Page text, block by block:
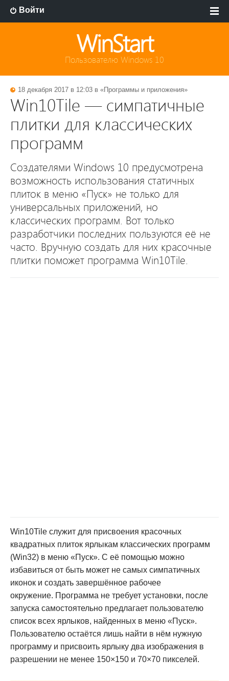
Войти
WinStart
Пользователю Windows 10
18 декабря 2017 в 12:03 в «Программы и приложения»
Win10Tile — симпатичные
плитки для классических
программ
Создателями Windows 10 предусмотрена
возможность использования статичных
плиток в меню «Пуск» не только для
универсальных приложений, но
классических программ. Вот только
разработчики последних пользуются её не
часто. Вручную создать для них красочные
плитки поможет программа Win10Tile.
Win10Tile служит для присвоения красочных
квадратных плиток ярлыкам классических программ
(Win32) в меню «Пуск». С её помощью можно
избавиться от быть может не самых симпатичных
иконок и создать завершённое рабочее
окружение. Программа не требует установки, после
запуска самостоятельно предлагает пользователю
список всех ярлыков, найденных в меню «Пуск».
Пользователю остаётся лишь найти в нём нужную
программу и присвоить ярлыку два изображения в
разрешении не менее 150×150 и 70×70 пикселей.